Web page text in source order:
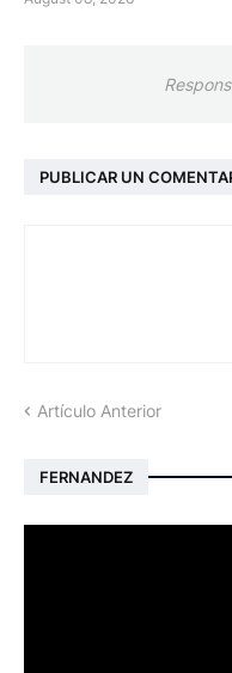
PUBLICAR UN
Artículo Anterior
FERNANDEZ